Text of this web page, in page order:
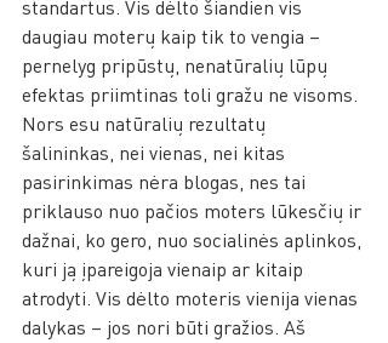
standartus. Vis dėlto šiandien vis
daugiau moterų kaip tik to vengia –
pernelyg pripūstų, nenatūralių lūpų
efektas priimtinas toli gražu ne visoms.
Nors esu natūralių rezultatų
šalininkas, nei vienas, nei kitas
pasirinkimas nėra blogas, nes tai
priklauso nuo pačios moters lūkesčių ir
dažnai, ko gero, nuo socialinės aplinkos,
kuri ją įpareigoja vienaip ar kitaip
atrodyti. Vis dėlto moteris vienija vienas
dalykas – jos nori būti gražios. Aš